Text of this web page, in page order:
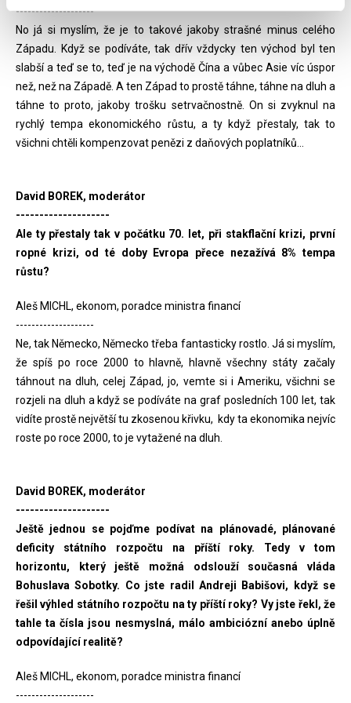
--------------------
No já si myslím, že je to takové jakoby strašné minus celého
Západu. Když se podíváte, tak dřív vždycky ten východ byl ten
slabší a teď se to, teď je na východě Čína a vůbec Asie víc úspor
než, než na Západě. A ten Západ to prostě táhne, táhne na dluh a
táhne to proto, jakoby trošku setrvačnostně. On si zvyknul na
rychlý tempa ekonomického růstu, a ty když přestaly, tak to
všichni chtěli kompenzovat penězi z daňových poplatníků...
David BOREK, moderátor
--------------------
Ale ty přestaly tak v počátku 70. let, při stakflační krizi, první
ropné krizi, od té doby Evropa přece nezažívá 8% tempa
růstu?
Aleš MICHL, ekonom, poradce ministra financí
--------------------
Ne, tak Německo, Německo třeba fantasticky rostlo. Já si myslím,
že spíš po roce 2000 to hlavně, hlavně všechny státy začaly
táhnout na dluh, celej Západ, jo, vemte si i Ameriku, všichni se
rozjeli na dluh a když se podíváte na graf posledních 100 let, tak
vidíte prostě největší tu zkosenou křivku, kdy ta ekonomika nejvíc
roste po roce 2000, to je vytažené na dluh.
David BOREK, moderátor
--------------------
Ještě jednou se pojďme podívat na plánovadé, plánované
deficity státního rozpočtu na příští roky. Tedy v tom
horizontu, který ještě možná odslouží současná vláda
Bohuslava Sobotky. Co jste radil Andreji Babišovi, když se
řešil výhled státního rozpočtu na ty příští roky? Vy jste řekl, že
tahle ta čísla jsou nesmyslná, málo ambiciózní anebo úplně
odpovídající realitě?
Aleš MICHL, ekonom, poradce ministra financí
--------------------